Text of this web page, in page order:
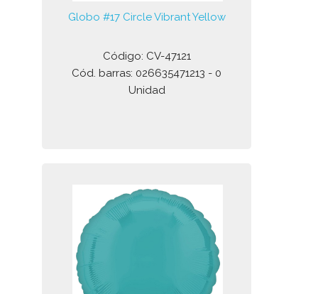
Globo #17 Circle Vibrant Yellow
Código: CV-47121
Cód. barras: 026635471213 - 0
Unidad